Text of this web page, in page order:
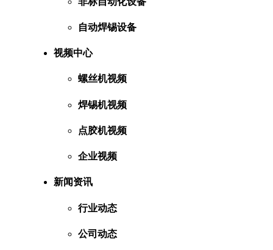
自动焊锡设备
视频中心
螺丝机视频
焊锡机视频
点胶机视频
企业视频
新闻资讯
行业动态
公司动态